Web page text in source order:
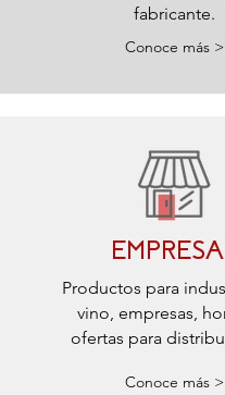
fabricante.
Conoce más >
Productos para
vino, empresas,
ofertas para
Conoce más >